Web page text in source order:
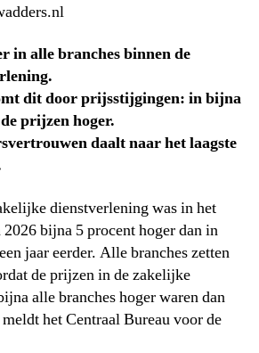
in alle branches binnen de
dit door prijsstijgingen: in bijna
prijzen hoger.
daalt naar het laagste
dienstverlening was in het
bijna 5 procent hoger dan in
jaar eerder. Alle branches zetten
de prijzen in de zakelijke
alle branches hoger waren dan
het Centraal Bureau voor de